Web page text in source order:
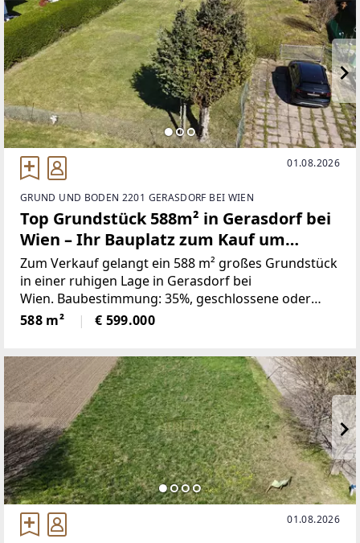
01.08.2026
GRUND UND BODEN 2201 GERASDORF BEI WIEN
Top Grundstück 588m² in Gerasdorf bei
Wien – Ihr Bauplatz zum Kauf um
599.000 €!
Zum Verkauf gelangt ein 588 m² großes Grundstück
in einer ruhigen Lage in Gerasdorf bei
Wien. Baubestimmung: 35%, geschlossene oder
offene Bauweise, Bauklasse NOE: I, II - Höhe max.
8m.Ca. Maßen: Tiefe 30m , Breite
588 m² € 599.000
01.08.2026